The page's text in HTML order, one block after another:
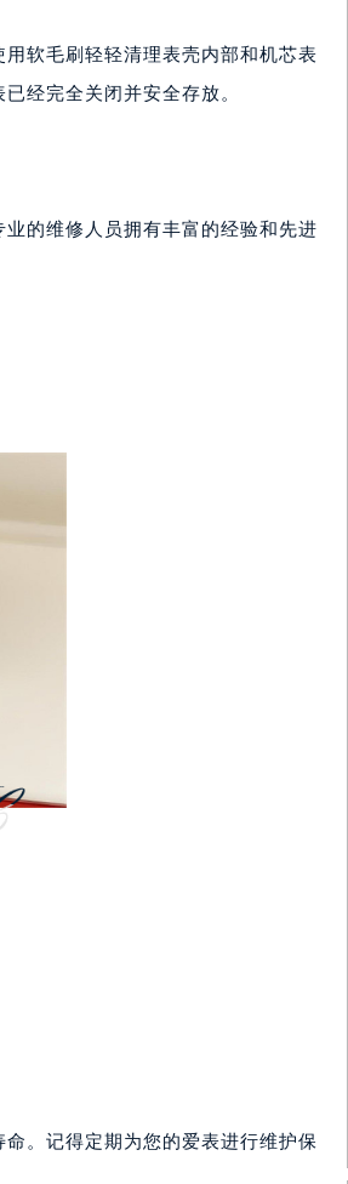
约）
预约）
约）
预约）
）
）
约）
约）
）
斯大厦）23层2326室（需提前预约）
前预约）
提前预约）
软毛刷轻轻清理表壳内部和机芯表
经完全关闭并安全存放。
的维修人员拥有丰富的经验和先进
。记得定期为您的爱表进行维护保